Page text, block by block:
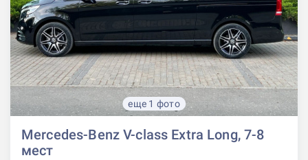
еще 1 фото
Mercedes-Benz V-class Extra Long, 7-8
мест